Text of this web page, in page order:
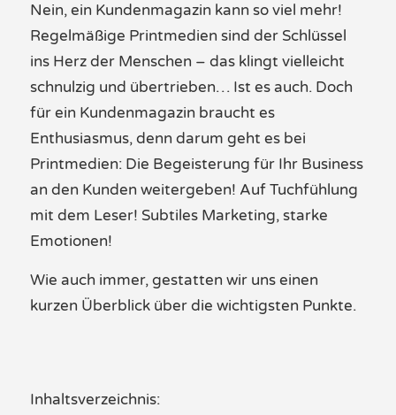
Nein, ein Kundenmagazin kann so viel mehr!
Regelmäßige Printmedien sind der Schlüssel
ins Herz der Menschen – das klingt vielleicht
schnulzig und übertrieben… Ist es auch. Doch
für ein Kundenmagazin braucht es
Enthusiasmus, denn darum geht es bei
Printmedien: Die Begeisterung für Ihr Business
an den Kunden weitergeben! Auf Tuchfühlung
mit dem Leser! Subtiles Marketing, starke
Emotionen!
Wie auch immer, gestatten wir uns einen
kurzen Überblick über die wichtigsten Punkte.
Inhaltsverzeichnis: